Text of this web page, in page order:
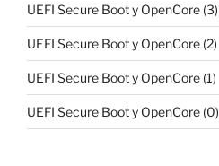
UEFI Secure Boot y OpenCore (3)
UEFI Secure Boot y OpenCore (2)
UEFI Secure Boot y OpenCore (1)
UEFI Secure Boot y OpenCore (0)